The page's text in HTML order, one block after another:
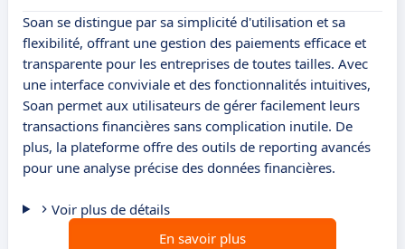
Soan se distingue par sa simplicité d'utilisation et sa
flexibilité, offrant une gestion des paiements efficace et
transparente pour les entreprises de toutes tailles. Avec
une interface conviviale et des fonctionnalités intuitives,
Soan permet aux utilisateurs de gérer facilement leurs
transactions financières sans complication inutile. De
plus, la plateforme offre des outils de reporting avancés
pour une analyse précise des données financières.
Voir plus de détails
En savoir plus